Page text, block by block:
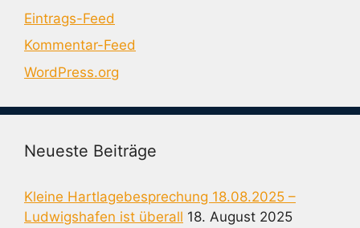
Eintrags-Feed
Kommentar-Feed
WordPress.org
Neueste Beiträge
Kleine Hartlagebesprechung 18.08.2025 –
Ludwigshafen ist überall 18. August 2025